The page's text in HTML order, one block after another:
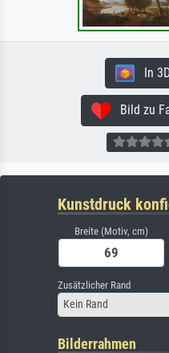
In
Bild zu
Kunstdruck
Breite (Motiv, cm)
Zusätzlicher Rand
Kein Rand
Bilderrahmen